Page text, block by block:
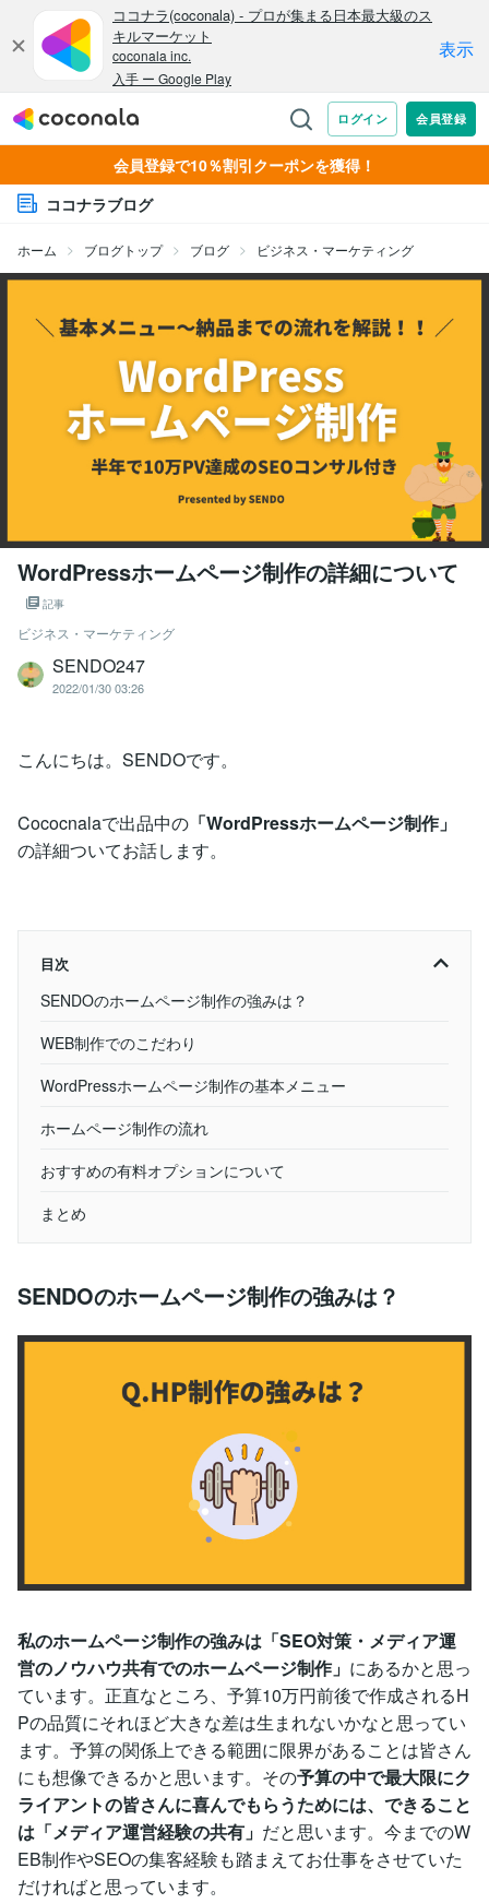
会員登録で10％割引クーポンを獲得！
ココナラブログ
ホーム ブログトップ ブログ ビジネス・マーケティング
WordPressホームページ制作の詳細について
記事
ビジネス・マーケティング
SENDO247
2022/01/30 03:26
こんにちは。SENDOです。
Cococnalaで出品中の 「WordPressホームページ制作」
の詳細ついてお話します。
目次
SENDOのホームページ制作の強みは？
WEB制作でのこだわり
WordPressホームページ制作の基本メニュー
ホームページ制作の流れ
おすすめの有料オプションについて
まとめ
SENDOのホームページ制作の強みは？
私のホームページ制作の強みは「SEO対策・メディア運
営のノウハウ共有でのホームページ制作」 にあるかと思っ
ています。正直なところ、予算10万円前後で作成されるH
Pの品質にそれほど大きな差は生まれないかなと思ってい
ます。予算の関係上できる範囲に限界があることは皆さん
にも想像できるかと思います。その予算の中で最大限にク
ライアントの皆さんに喜んでもらうためには、できること
は「メディア運営経験の共有」 だと思います。今までのW
EB制作やSEOの集客経験も踏まえてお仕事をさせていた
だければと思っています。